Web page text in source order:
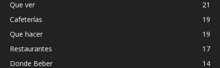
Que ver
21
Cafeterías
19
Que hacer
19
Restaurantes
17
Donde Beber
14